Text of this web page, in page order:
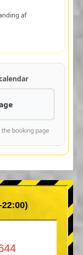
af
booking page